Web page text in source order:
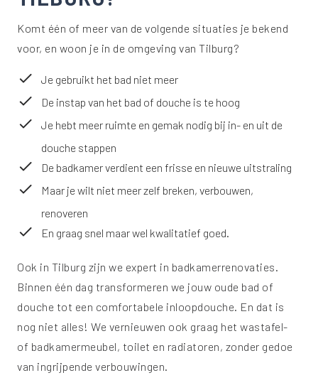
Komt één of meer van de volgende situaties je bekend
voor, en woon je in de omgeving van Tilburg?
Je gebruikt het bad niet meer
De instap van het bad of douche is te hoog
Je hebt meer ruimte en gemak nodig bij in- en uit de
douche stappen
De badkamer verdient een frisse en nieuwe uitstraling
Maar je wilt niet meer zelf breken, verbouwen,
renoveren
En graag snel maar wel kwalitatief goed.
Ook in Tilburg zijn we expert in badkamerrenovaties.
Binnen één dag transformeren we jouw oude bad of
douche tot een comfortabele inloopdouche. En dat is
nog niet alles! We vernieuwen ook graag het wastafel-
of badkamermeubel, toilet en radiatoren, zonder gedoe
van ingrijpende verbouwingen.